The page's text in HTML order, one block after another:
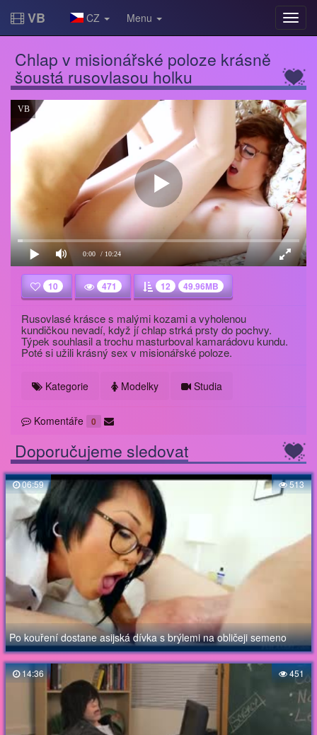
VB CZ Menu
Chlap v misionářské poloze krásně
šoustá rusovlasou holku
VB
0:00 / 10:24
10 471 12 49.96MB
Rusovlasé krásce s malými kozami a vyholenou
kundičkou nevadí, když jí chlap strká prsty do pochvy.
Týpek souhlasil a trochu masturboval kamarádovu kundu.
Poté si užili krásný sex v misionářské poloze.
Kategorie Modelky Studia
Komentáře 0
Doporučujeme sledovat
06:59 513
Po kouření dostane asijská dívka s brýlemi na obličeji semeno
14:36 451